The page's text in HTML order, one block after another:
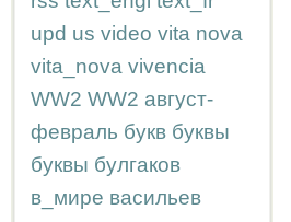
upd us video vita nova
vita_nova vivencia
WW2 WW2 август-
февраль букв буквы
буквы булгаков
в_мире васильев